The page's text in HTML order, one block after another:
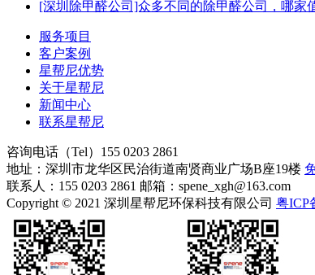
[深圳除甲醛公司]众多不同的除甲醛公司，哪家
服务项目
客户案例
星帮尼优势
关于星帮尼
新闻中心
联系星帮尼
咨询电话（Tel） 155 0203 2861
地址：深圳市龙华区民治街道南贤商业广场B座19楼
联系人：155 0203 2861 邮箱：spene_xgh@163.com
Copyright © 2021 深圳星帮尼环保科技有限公司 粤ICP